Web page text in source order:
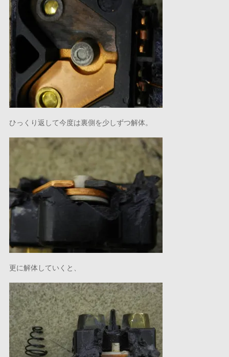
ひっくり返して今度は裏側を少しずつ解体。
更に解体していくと、